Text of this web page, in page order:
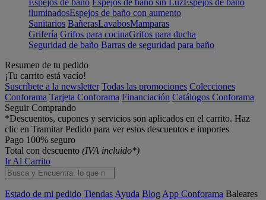
Espejos de baño Espejos de baño sin LuzEspejos de baño
iluminadosEspejos de baño con aumento
Sanitarios BañerasLavabosMamparas
Grifería Grifos para cocinaGrifos para ducha
Seguridad de baño Barras de seguridad para baño
Resumen de tu pedido
¡Tu carrito está vacío!
Suscríbete a la newsletter Todas las promociones Colecciones
Conforama Tarjeta Conforama Financiación Catálogos Conforama
Seguir Comprando
*Descuentos, cupones y servicios son aplicados en el carrito. Haz
clic en Tramitar Pedido para ver estos descuentos e importes
Pago 100% seguro
Total con descuento (IVA incluido*)
Ir Al Carrito
Estado de mi pedido Tiendas Ayuda Blog App Conforama Baleares